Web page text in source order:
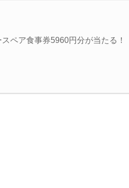
ペア食事券5960円分が当たる！